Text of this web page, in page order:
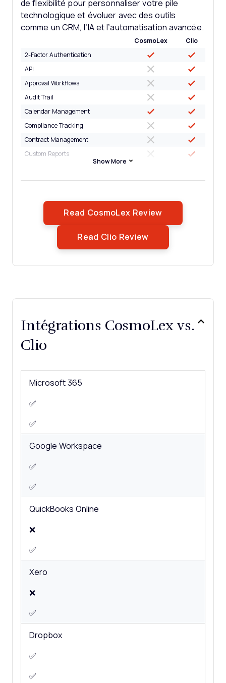
de flexibilité pour personnaliser votre pile
technologique et évoluer avec des outils
comme un CRM, l’IA et l’automatisation avancée.
CosmoLex
Clio
2-Factor Authentication
API
Approval Workflows
Audit Trail
Calendar Management
Compliance Tracking
Contract Management
Custom Reports
Data Export
Document Management
External Integrations
Notifications
Show More
Read CosmoLex ReviewOpens New
Read Clio ReviewOpens New
Intégrations CosmoLex vs.
Clio
Microsoft 365
✅
✅
Google Workspace
✅
✅
QuickBooks Online
❌
✅
Xero
❌
✅
Dropbox
✅
✅